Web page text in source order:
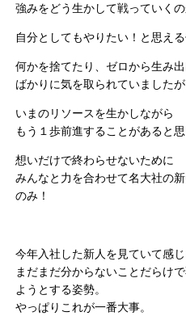
強みをどう生かして戦っていくの
自分としてもやりたい！と思え
何かを捨てたり、ゼロから生み
ばかりに気を取られていました
いまのリソースを生かしながら
もう１歩前進することがあると思
想いだけで終わらせないために
みんなと力を合わせて名大社の
のみ！
今年入社した新人を見ていて感じ
まだまだ分からないことだらけ
ようとする姿勢。
やっぱりこれが一番大事。